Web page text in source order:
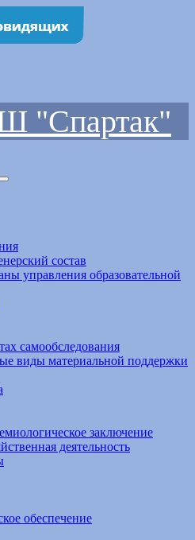
"Спартак"
состав
управления образовательной
самообследования
виды материальной поддержки
заключение
деятельность
обеспечение